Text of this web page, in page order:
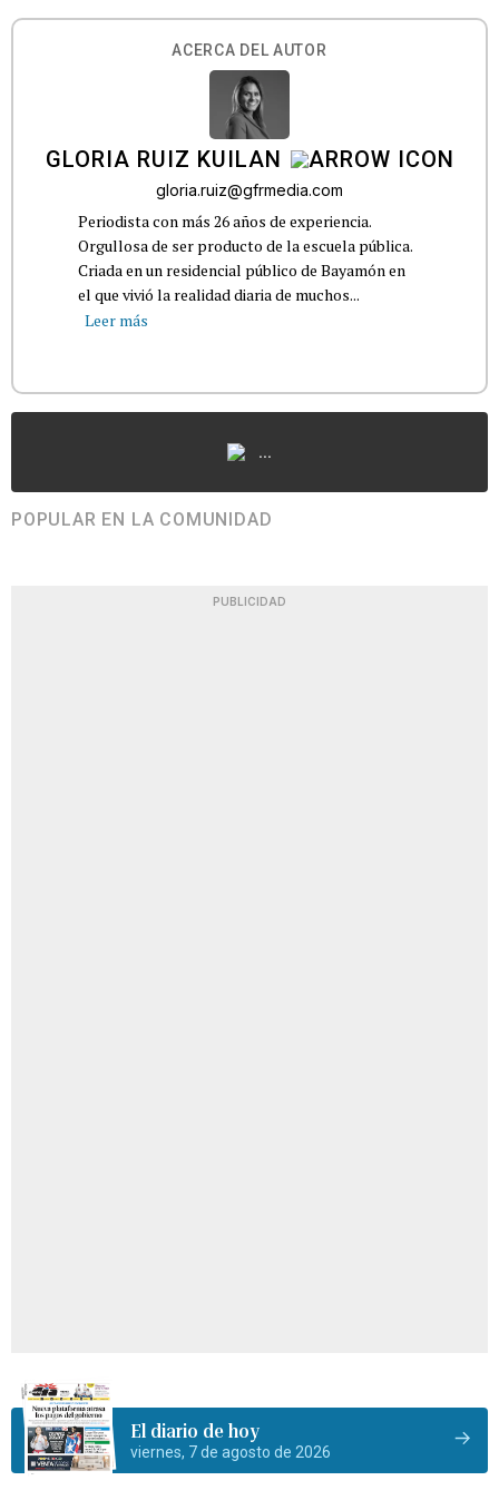
ACERCA DEL AUTOR
GLORIA RUIZ KUILAN
gloria.ruiz@gfrmedia.com
Periodista con más 26 años de experiencia.
Orgullosa de ser producto de la escuela pública.
Criada en un residencial público de Bayamón en
el que vivió la realidad diaria de muchos...
Leer más
...
POPULAR EN LA COMUNIDAD
PUBLICIDAD
El diario de hoy
viernes, 7 de agosto de 2026